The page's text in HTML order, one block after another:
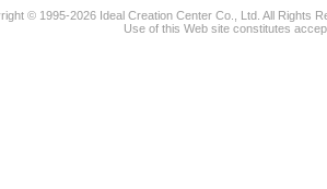
© 1995-2026 Ideal Creation Center Co., Ltd. All Rights
Use of this Web site constitutes